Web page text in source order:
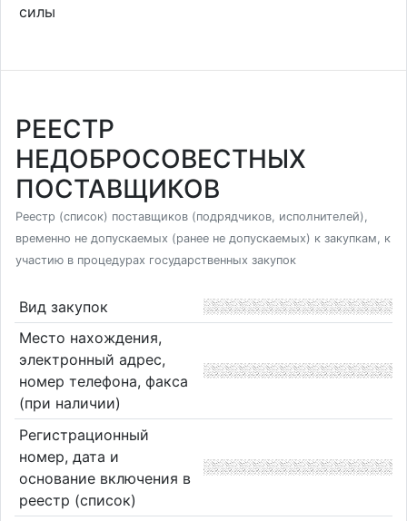
силы
РЕЕСТР
НЕДОБРОСОВЕСТНЫХ
ПОСТАВЩИКОВ
Реестр (список) поставщиков (подрядчиков, исполнителей),
временно не допускаемых (ранее не допускаемых) к закупкам, к
участию в процедурах государственных закупок
Вид закупок
Место нахождения,
электронный адрес,
номер телефона, факса
(при наличии)
Регистрационный
номер, дата и
основание включения в
реестр (список)